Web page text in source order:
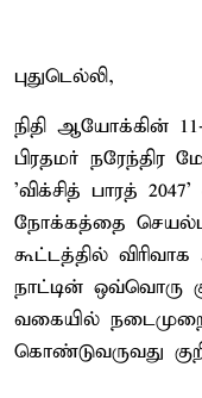
புதுடெல்லி,
நிதி ஆயோக்கின்
பிரதமர் நரேந்திர
'விக்சித் பாரத்
நோக்கத்தை
கூட்டத்தில்
நாட்டின் ஒவ்வொரு
வகையில்
கொண்டுவருவது